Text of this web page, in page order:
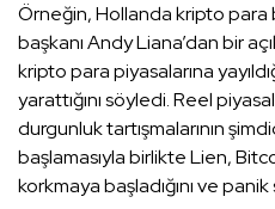
Örneğin, Hollanda kripto para
başkanı Andy Liana’dan bir
kripto para piyasalarına
yarattığını söyledi. Reel
durgunluk tartışmalarının
başlamasıyla birlikte Lien,
korkmaya başladığını ve panik